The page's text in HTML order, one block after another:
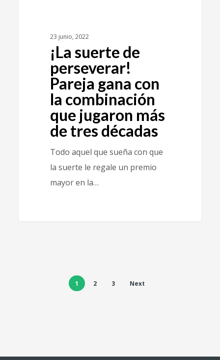
23 junio, 2022
¡La suerte de
perseverar!
Pareja gana con
la combinación
que jugaron más
de tres décadas
Todo aquel que sueña con que
la suerte le regale un premio
mayor en la…
1 2 3 Next